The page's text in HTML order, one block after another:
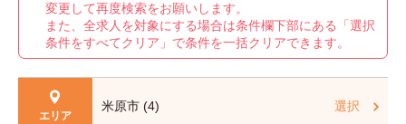
変更して再度検索をお願いします。
また、全求人を対象にする場合は条件欄下部にある「選択
条件をすべてクリア」で条件を一括クリアできます。
エリア
米原市 (4) 選択